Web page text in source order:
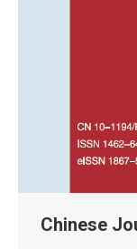
Chinese